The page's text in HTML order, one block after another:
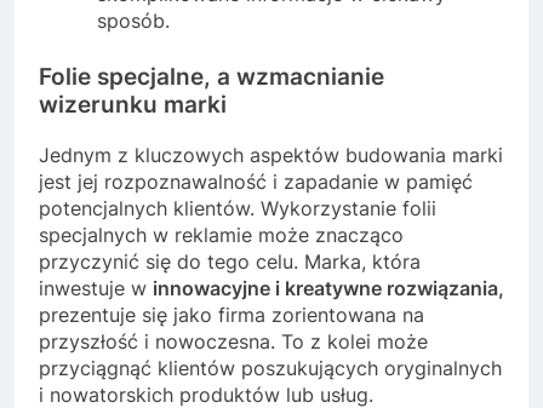
sposób.
Folie specjalne, a wzmacnianie
wizerunku marki
Jednym z kluczowych aspektów budowania marki
jest jej rozpoznawalność i zapadanie w pamięć
potencjalnych klientów. Wykorzystanie folii
specjalnych w reklamie może znacząco
przyczynić się do tego celu. Marka, która
inwestuje w innowacyjne i kreatywne rozwiązania,
prezentuje się jako firma zorientowana na
przyszłość i nowoczesna. To z kolei może
przyciągnąć klientów poszukujących oryginalnych
i nowatorskich produktów lub usług.